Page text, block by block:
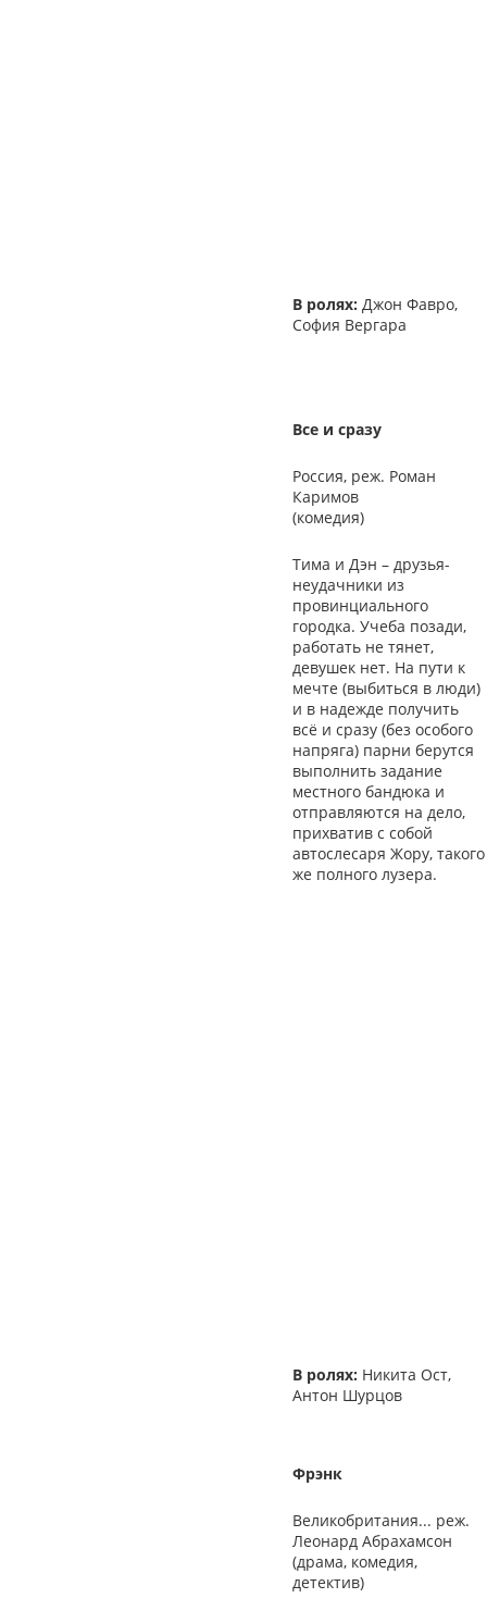
В ролях: Джон Фавро,
София Вергара
Все и сразу
Россия, реж. Роман
Каримов
(комедия)
Тима и Дэн – друзья-
неудачники из
провинциального
городка. Учеба позади,
работать не тянет,
девушек нет. На пути к
мечте (выбиться в люди)
и в надежде получить
всё и сразу (без особого
напряга) парни берутся
выполнить задание
местного бандюка и
отправляются на дело,
прихватив с собой
автослесаря Жору, такого
же полного лузера.
В ролях: Никита Ост,
Антон Шурцов
Фрэнк
Великобритания... реж.
Леонард Абрахамсон
(драма, комедия,
детектив)